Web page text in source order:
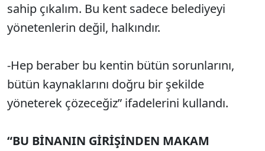
sahip çıkalım. Bu kent sadece belediyeyi
yönetenlerin değil, halkındır.
-Hep beraber bu kentin bütün sorunlarını,
bütün kaynaklarını doğru bir şekilde
yöneterek çözeceğiz” ifadelerini kullandı.
“BU BİNANIN GİRİŞİNDEN MAKAM